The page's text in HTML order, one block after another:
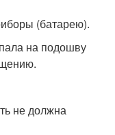
(батарею).
на подошву
не должна